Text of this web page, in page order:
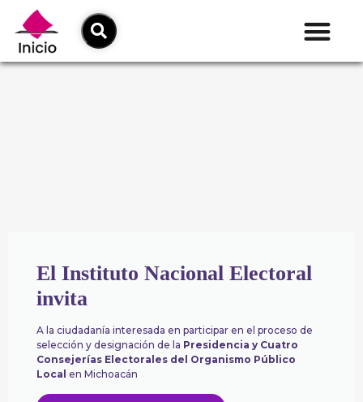
El Instituto Nacional Electoral
invita
A la ciudadanía interesada en participar en el proceso de
selección y designación de la Presidencia y Cuatro
Consejerías Electorales del Organismo Público
Local en Michoacán